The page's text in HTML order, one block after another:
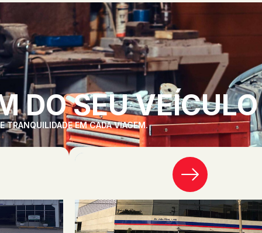
DO SEU VEÍCULO
TRANQUILIDADE EM CADA VIAGEM.